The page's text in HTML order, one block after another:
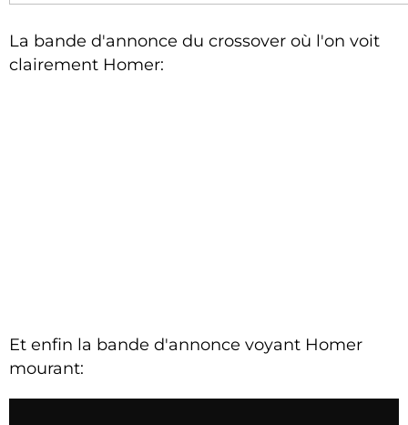
La bande d'annonce du crossover où l'on voit
clairement Homer:
Et enfin la bande d'annonce voyant Homer
mourant: